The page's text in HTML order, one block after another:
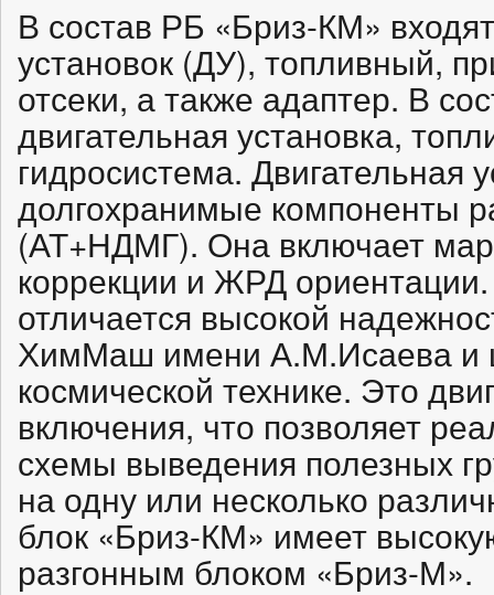
В состав РБ «Бриз-КМ»
установок (ДУ), топливный,
отсеки, а также адаптер. В
двигательная установка,
гидросистема. Двигательная
долгохранимые компоненты
(АТ+НДМГ). Она включает
коррекции и ЖРД
отличается высокой
ХимМаш имени А.М.Исаева и
космической технике. Это
включения, что позволяет
схемы выведения полезных
на одну или несколько
блок «Бриз-КМ» имеет
разгонным блоком «Бриз-М».